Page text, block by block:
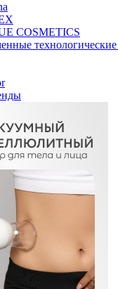
COSMETICS